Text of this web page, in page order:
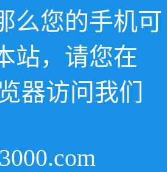
么您的手机可
站，请您在
器访问我们